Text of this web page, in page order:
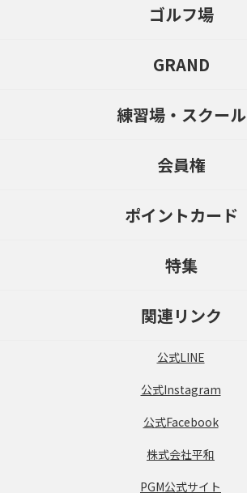
ゴルフ場
GRAND
練習場・スクール
会員権
ポイントカード
特集
関連リンク
公式LINE
公式Instagram
公式Facebook
株式会社平和
PGM公式サイト